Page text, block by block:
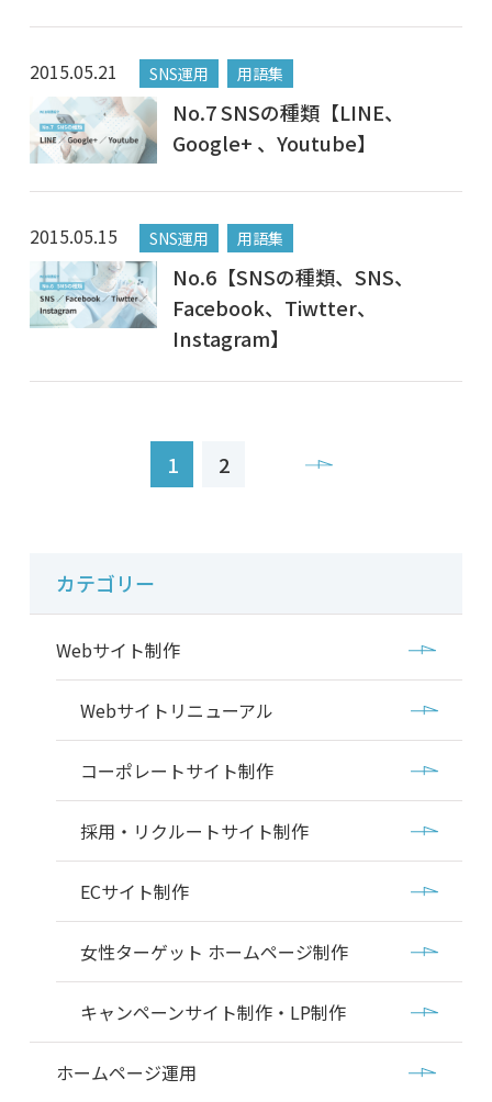
2015.05.21 SNS運用 用語集
No.7 SNSの種類【LINE、
Google+ 、Youtube】
2015.05.15 SNS運用 用語集
No.6【SNSの種類、SNS、
Facebook、Tiwtter、
Instagram】
1 2
カテゴリー
Webサイト制作
Webサイトリニューアル
コーポレートサイト制作
採用・リクルートサイト制作
ECサイト制作
女性ターゲット ホームページ制作
キャンペーンサイト制作・LP制作
ホームページ運用